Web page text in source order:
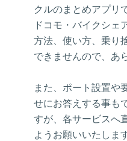
クルのまとめアプリ
ドコモ・バイクシ
方法、使い方、乗り
できませんので、あ
また、ポート設置や
せにお答えする事も
すが、各サービスへ
ようお願いいたします